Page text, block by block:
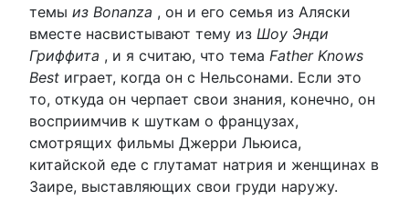
темы из Bonanza , он и его семья из Аляски
вместе насвистывают тему из Шоу Энди
Гриффита , и я считаю, что тема Father Knows
Best играет, когда он с Нельсонами. Если это
то, откуда он черпает свои знания, конечно, он
восприимчив к шуткам о французах,
смотрящих фильмы Джерри Льюиса,
китайской еде с глутамат натрия и женщинах в
Заире, выставляющих свои груди наружу.